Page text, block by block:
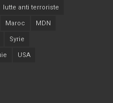
lutte anti terroriste
Maroc MDN
Syrie
USA